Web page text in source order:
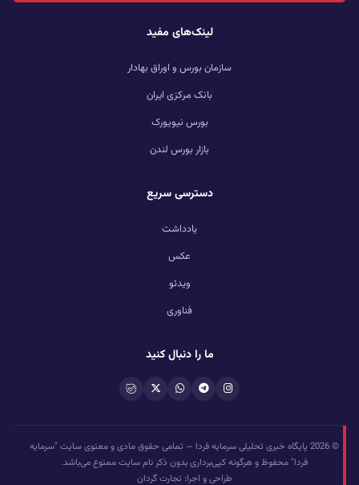
لینک‌های مفید
سازمان بورس و اوراق بهادار
بانک مرکزی ایران
بورس نیویورک
بازار بورس لندن
دسترسی سریع
یادداشت
عکس
ویدئو
فناوری
ما را دنبال کنید
© 2026 پایگاه خبری تحلیلی سرمایه فردا — تمامی حقوق مادی و معنوی سایت "سرمایه
فردا" محفوظ و هرگونه کپی‌برداری بدون ذکر نام سایت ممنوع می‌باشد.
طراحی و اجرا: تجارت گردان